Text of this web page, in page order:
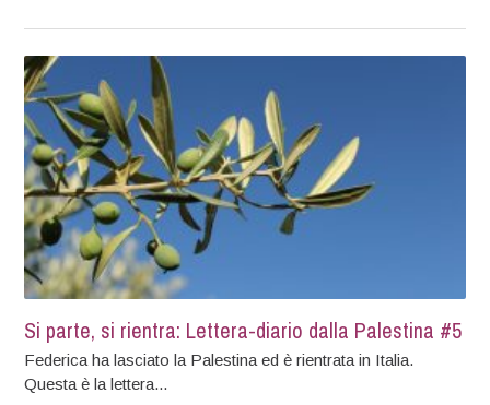
Si parte, si rientra: Lettera-diario dalla Palestina #5
Federica ha lasciato la Palestina ed è rientrata in Italia.
Questa è la lettera...